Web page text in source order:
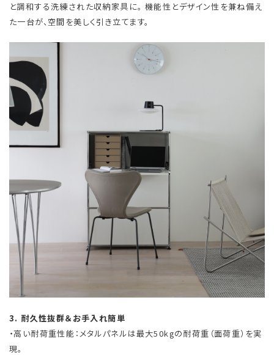
と調和する洗練された収納家具に。 機能性とデザイン性を兼ね備え
た一台が、空間を美しく引き立てます。
3. 耐久性抜群＆お手入れ簡単
・高い耐荷重性能：メタルパネルは最大50kgの耐荷重（面荷重）を実
現。